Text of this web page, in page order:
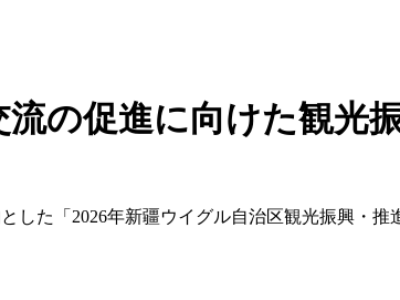
の促進に向けた観光
た「2026年新疆ウイグル自治区観光振興・